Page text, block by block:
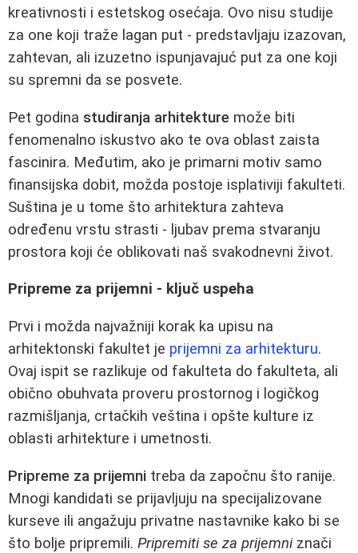
kreativnosti i estetskog osećaja. Ovo nisu studije
za one koji traže lagan put - predstavljaju izazovan,
zahtevan, ali izuzetno ispunjavajuć put za one koji
su spremni da se posvete.
Pet godina studiranja arhitekture može biti
fenomenalno iskustvo ako te ova oblast zaista
fascinira. Međutim, ako je primarni motiv samo
finansijska dobit, možda postoje isplativiji fakulteti.
Suština je u tome što arhitektura zahteva
određenu vrstu strasti - ljubav prema stvaranju
prostora koji će oblikovati naš svakodnevni život.
Pripreme za prijemni - ključ uspeha
Prvi i možda najvažniji korak ka upisu na
arhitektonski fakultet je prijemni za arhitekturu.
Ovaj ispit se razlikuje od fakulteta do fakulteta, ali
obično obuhvata proveru prostornog i logičkog
razmišljanja, crtačkih veština i opšte kulture iz
oblasti arhitekture i umetnosti.
Pripreme za prijemni treba da započnu što ranije.
Mnogi kandidati se prijavljuju na specijalizovane
kurseve ili angažuju privatne nastavnike kako bi se
što bolje pripremili. Pripremiti se za prijemniznači